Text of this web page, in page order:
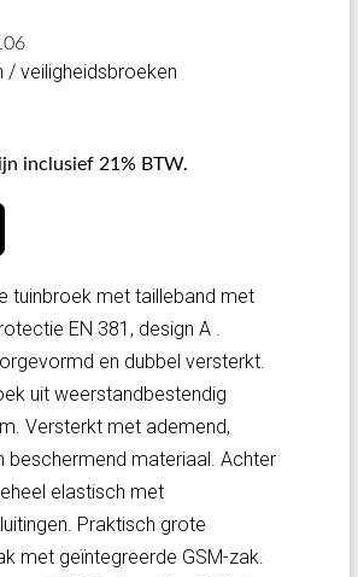
/ veiligheidsbroeken
inclusief 21% BTW.
tuinbroek met tailleband met
EN 381, design A .
en dubbel versterkt.
uit weerstandbestendig
Versterkt met ademend,
beschermend materiaal. Achter
elastisch met
Praktisch grote
met geïntegreerde GSM-zak.